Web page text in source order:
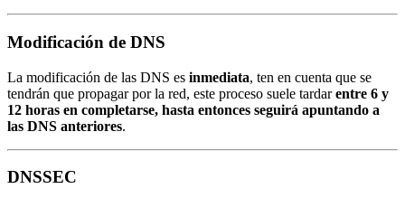
Modificación de DNS
La modificación de las DNS es inmediata, ten en cuenta que se
tendrán que propagar por la red, este proceso suele tardarentre 6 y
12 horas en completarse, hasta entonces seguirá apuntando a
las DNS anteriores.
DNSSEC